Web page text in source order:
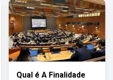
Qual é A Finalidade